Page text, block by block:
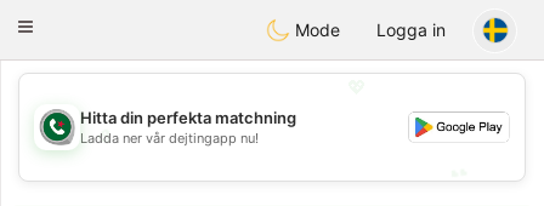
Weshrak
Toggle
Mode Logga in
💖
💕
Hitta din perfekta matchning
Ladda ner vår dejtingapp nu!